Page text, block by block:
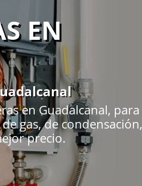
EN
en Guadalcanal, para
gas, de condensación,
precio.